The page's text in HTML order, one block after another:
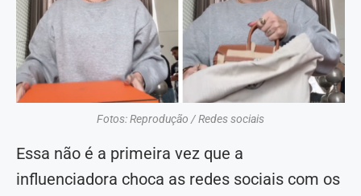
​Fotos: Reprodução / Redes sociais
Essa não é a primeira vez que a
influenciadora choca as redes sociais com os